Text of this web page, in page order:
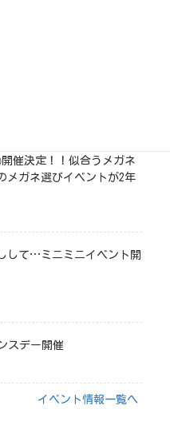
開催決定！！似合うメガネ
ガネ選びイベントが2年
して…ミニミニイベント開
スデー開催
イベント情報一覧へ